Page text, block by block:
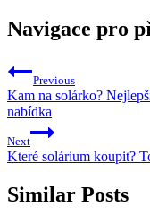
Navigace pro
Previous
Kam na solárko?
nabídka
Next
Které solárium koupit?
Similar Posts